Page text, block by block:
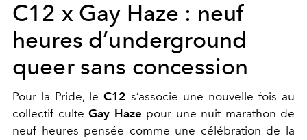
C12 x Gay Haze : neuf
heures d’underground
queer sans concession
Pour la Pride, leC12 s’associe une nouvelle fois au
collectif culte Gay Haze pour une nuit marathon de
neuf heures pensée comme une célébration de la